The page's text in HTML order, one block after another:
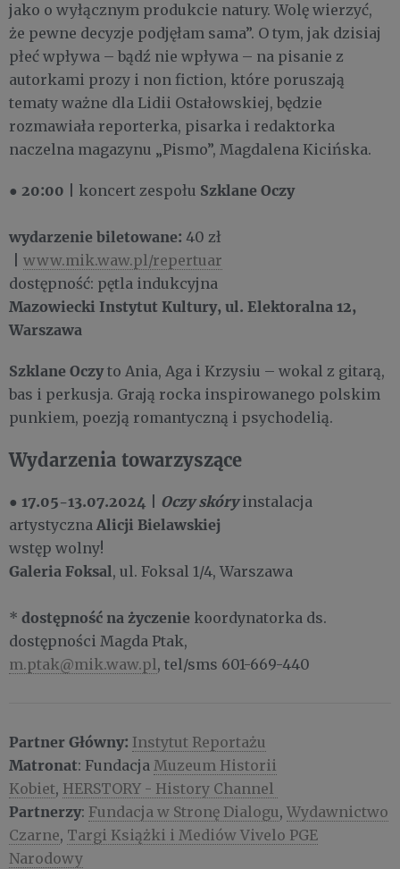
jako o wyłącznym produkcie natury. Wolę wierzyć,
że pewne decyzje podjęłam sama”. O tym, jak dzisiaj
płeć wpływa – bądź nie wpływa – na pisanie z
autorkami prozy i non fiction, które poruszają
tematy ważne dla Lidii Ostałowskiej, będzie
rozmawiała reporterka, pisarka i redaktorka
naczelna magazynu „Pismo”, Magdalena Kicińska.
● 20:00 | koncert zespołu Szklane Oczy
wydarzenie biletowane: 40 zł
www.mik.waw.pl/repertuar
dostępność: pętla indukcyjna
Mazowiecki Instytut Kultury, ul. Elektoralna 12,
Warszawa
Szklane Oczyto Ania, Aga i Krzysiu – wokal z gitarą,
bas i perkusja. Grają rocka inspirowanego polskim
punkiem, poezją romantyczną i psychodelią.
​Wydarzenia towarzyszące
● 17.05-13.07.2024 Oczy skóryinstalacja
artystycznaAlicji Bielawskiej
wstęp wolny!
Galeria Foksal, ul. Foksal 1/4, Warszawa
* dostępność na życzenie koordynatorka ds.
dostępności Magda Ptak,
m.ptak@mik.waw.pl, tel/sms 601-669-440
Partner Główny: Instytut Reportażu
Matronat: Fundacja Muzeum Historii
Kobiet, HERSTORY - History Channel
Partnerzy: Fundacja w Stronę Dialogu, Wydawnictwo
Czarne, Targi Książki i Mediów Vivelo PGE
Narodowy